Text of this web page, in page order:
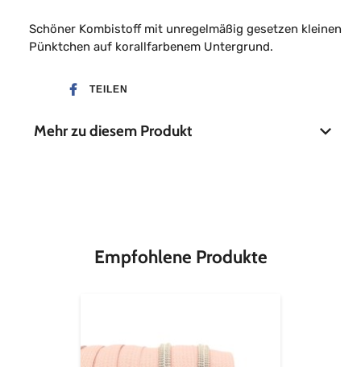
Schöner Kombistoff mit unregelmäßig gesetzen kleinen
Pünktchen auf korallfarbenem Untergrund.
TEILEN
Mehr zu diesem Produkt
Empfohlene Produkte
altmessing